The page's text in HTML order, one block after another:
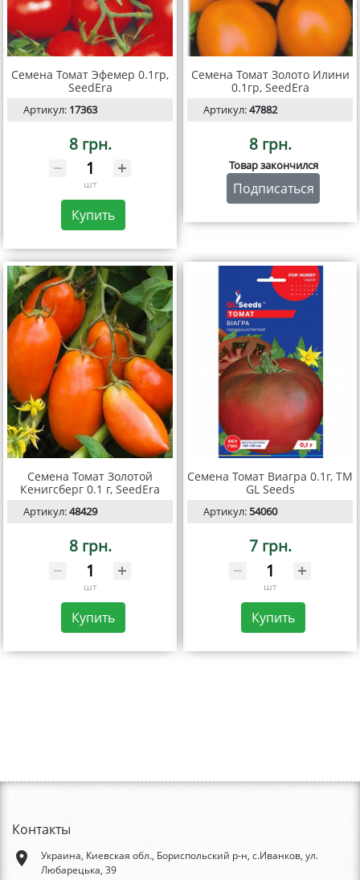
Семена Томат Эфемер 0.1гр,
SeedEra
Артикул: 17363
8 грн.
шт
Купить
Семена Томат Золото Илини
0.1гр, SeedEra
Артикул:47882
8 грн.
Товар закончился
Подписаться
Семена Томат Золотой
Кенигсберг 0.1 г, SeedEra
Артикул:48429
8 грн.
шт
Купить
Семена Томат Виагра 0.1г, TM
GL Seeds
Артикул:54060
7 грн.
шт
Купить
Контакты
place
Украина, Киевская обл., Бориспольский р-н, с.Иванков, ул.
Любарецька, 39